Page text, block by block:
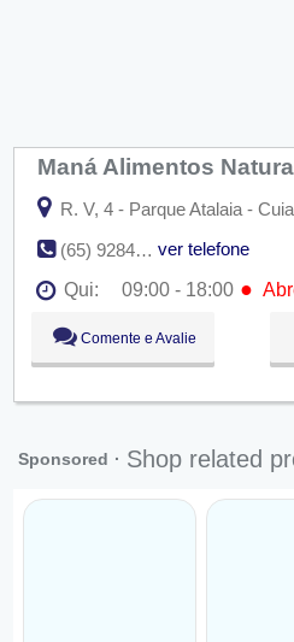
Maná Alimentos
R. V, 4 - Parque Atalaia -
(65) 9284-5726
ver telefone
Qui:
09:00 - 18:00 ●
Seg:
Ter:
09:00 - 18:00
Qua:
09:00 - 18:00
Sex:
09:00 - 18:00
Dom:
Fechado
Comente e Avalie